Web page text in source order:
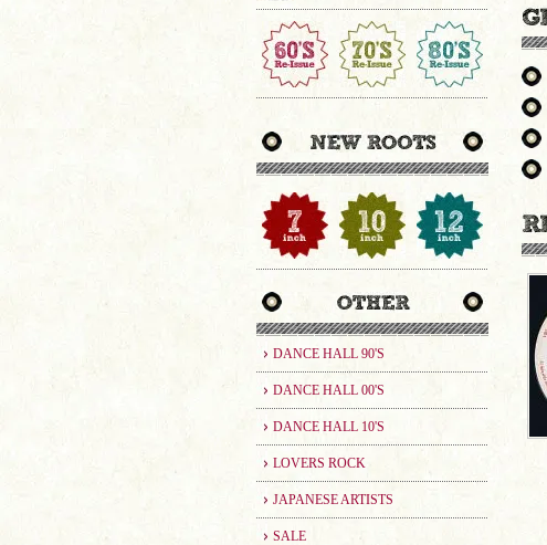
DANCE HALL 90'S
DANCE HALL 00'S
DANCE HALL 10'S
LOVERS ROCK
JAPANESE ARTISTS
SALE